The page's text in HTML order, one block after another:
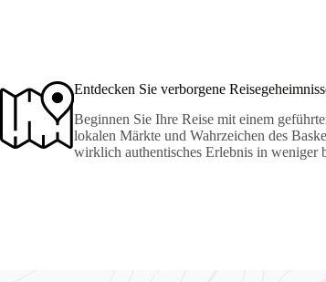
Entdecken Sie verborgene
Beginnen Sie Ihre Reise mit einem
lokalen Märkte und Wahrzeichen des
wirklich authentisches Erlebnis in weniger